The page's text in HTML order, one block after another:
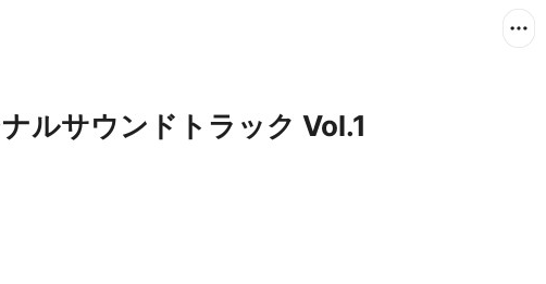
ルサウンドトラック Vol.1